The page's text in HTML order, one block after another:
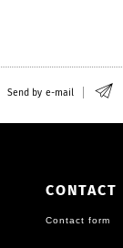
Send by e-mail
CONTACT
Contact form